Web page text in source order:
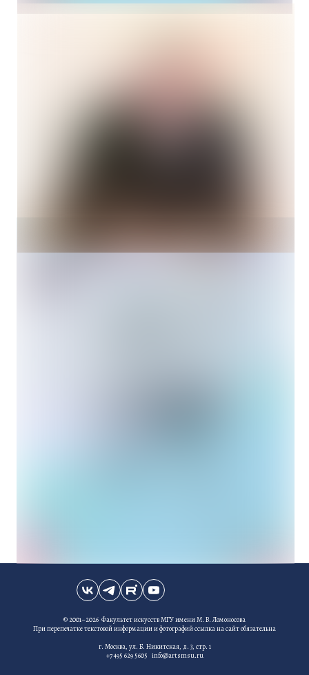
© 2001–2026 Факультет искусств МГУ имени М. В. Ломоносова
При перепечатке текстовой информации и фотографий ссылка на сайт обязательна
г. Москва, ул. Б. Никитская, д. 3, стр. 1
+7 495 629 5605 info@artsmsu.ru